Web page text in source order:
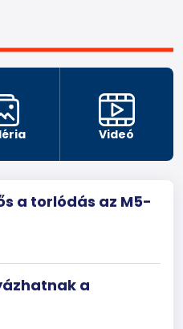
Videó
a torlódás az M5-
a